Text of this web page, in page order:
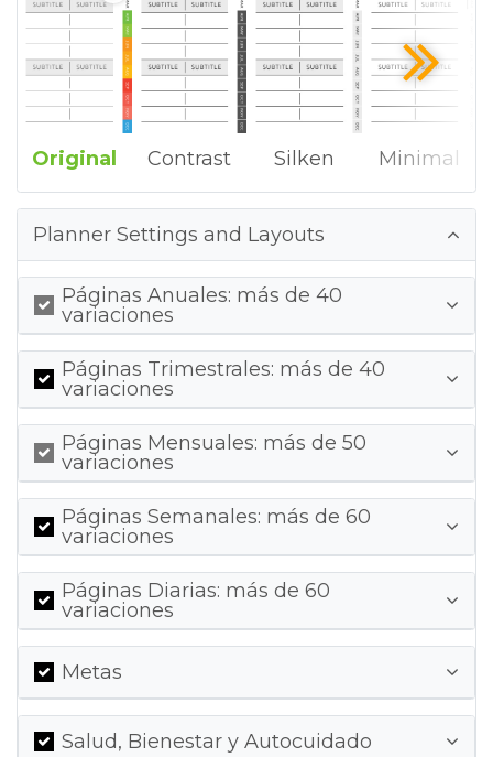
Original Contrast Silken Minimal
Planner Settings and Layouts
Páginas Anuales: más de 40
variaciones
Páginas Trimestrales: más de 40
variaciones
Páginas Mensuales: más de 50
variaciones
Páginas Semanales: más de 60
variaciones
Páginas Diarias: más de 60
variaciones
Metas
Salud, Bienestar y Autocuidado